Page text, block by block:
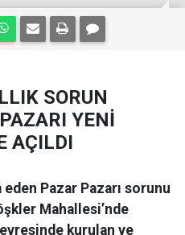
SORUN
YENİ
AÇILDI
eden Pazar Pazarı sorunu
Mahallesi’nde
kurulan ve